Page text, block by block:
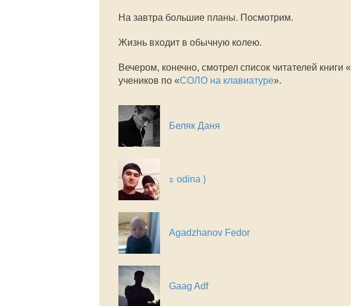
На завтра большие планы. Посмотрим.
Жизнь входит в обычную колею.
Вечером, конечно, смотрел список читателей книги «
учеников по «СОЛО на клавиатуре».
Беляк Даня
ะ odina )
Agadzhanov Fedor
Gaag Adf